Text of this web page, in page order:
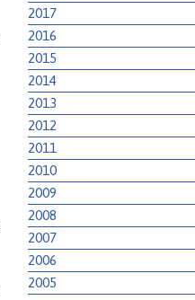
2017
2016
2015
2014
2013
2012
2011
2010
2009
2008
2007
2006
2005